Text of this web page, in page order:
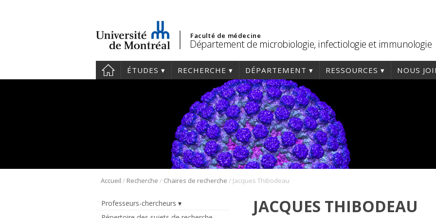
Faculté de médecine
Département de microbiologie, infectiologie et immunologie
ÉTUDES RECHERCHE DÉPARTEMENT RESSOURCES NOUS
Accueil / Recherche / Chaires de recherche / Jacques Thibodeau
Professeurs-chercheurs
JACQUES THIBODEAU